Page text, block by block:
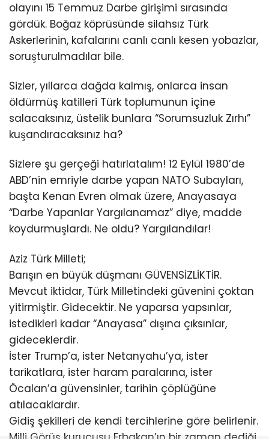
olayını 15 Temmuz Darbe girişimi sırasında
gördük. Boğaz köprüsünde silahsız Türk
Askerlerinin, kafalarını canlı canlı kesen yobazlar,
soruşturulmadılar bile.
Sizler, yıllarca dağda kalmış, onlarca insan
öldürmüş katilleri Türk toplumunun içine
salacaksınız, üstelik bunlara “Sorumsuzluk Zırhı”
kuşandıracaksınız ha?
Sizlere şu gerçeği hatırlatalım! 12 Eylül 1980’de
ABD’nin emriyle darbe yapan NATO Subayları,
başta Kenan Evren olmak üzere, Anayasaya
“Darbe Yapanlar Yargılanamaz” diye, madde
koydurmuşlardı. Ne oldu? Yargılandılar!
Aziz Türk Milleti;
Barışın en büyük düşmanı GÜVENSİZLİKTİR.
Mevcut iktidar, Türk Milletindeki güvenini çoktan
yitirmiştir. Gidecektir. Ne yaparsa yapsınlar,
istedikleri kadar “Anayasa” dışına çıksınlar,
gideceklerdir.
İster Trump’a, ister Netanyahu’ya, ister
tarikatlara, ister haram paralarına, ister
Öcalan’a güvensinler, tarihin çöplüğüne
atılacaklardır.
Gidiş şekilleri de kendi tercihlerine göre belirlenir.